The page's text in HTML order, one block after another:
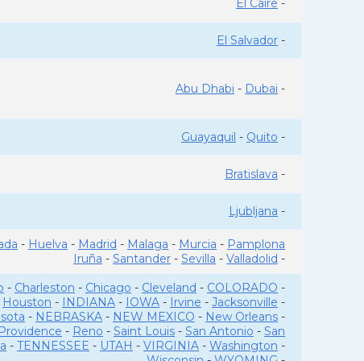
El Caire -
El Salvador -
Abu Dhabi - Dubai -
Guayaquil - Quito -
Bratislava -
Ljubljana -
- Huelva - Madrid - Malaga - Murcia - Pamplona
Iruña - Santander - Sevilla - Valladolid -
- Charleston - Chicago - Cleveland - COLORADO -
Houston - INDIANA - IOWA - Irvine - Jacksonville -
- NEBRASKA - NEW MEXICO - New Orleans -
Providence - Reno - Saint Louis - San Antonio - San
- TENNESSEE - UTAH - VIRGINIA - Washington -